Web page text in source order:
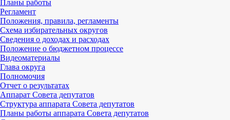
Планы работы
Регламент
Положения, правила, регламенты
Схема избирательных округов
Сведения о доходах и расходах
Положение о бюджетном процессе
Видеоматериалы
Глава округа
Полномочия
Отчет о результатах
Аппарат Совета депутатов
Структура аппарата Совета депутатов
Планы работы аппарата Совета депутатов